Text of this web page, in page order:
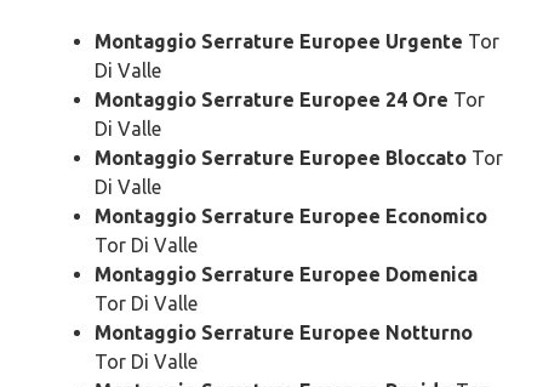
Montaggio Serrature Europee Urgente Tor
Di Valle
Montaggio Serrature Europee 24 Ore Tor
Di Valle
Montaggio Serrature Europee Bloccato Tor
Di Valle
Montaggio Serrature Europee Economico
Tor Di Valle
Montaggio Serrature Europee Domenica
Tor Di Valle
Montaggio Serrature Europee Notturno
Tor Di Valle